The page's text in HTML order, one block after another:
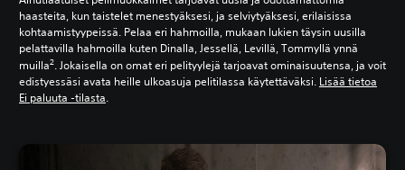
haasteita, kun taistelet menestyäksesi, ja selviytyäksesi, erilaisissa
kohtaamistyypeissä. Pelaa eri hahmoilla, mukaan lukien täysin uusilla
pelattavilla hahmoilla kuten Dinalla, Jessellä, Levillä, Tommyllä ynnä
muilla2. Jokaisella on omat eri pelityylejä tarjoavat ominaisuutensa, ja voit
edistyessäsi avata heille ulkoasuja pelitilassa käytettäväksi. Lisää tietoa
Ei paluuta -tilasta.